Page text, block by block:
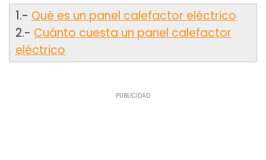
1.- Qué es un panel calefactor eléctrico
2.- Cuánto cuesta un panel calefactor
eléctrico